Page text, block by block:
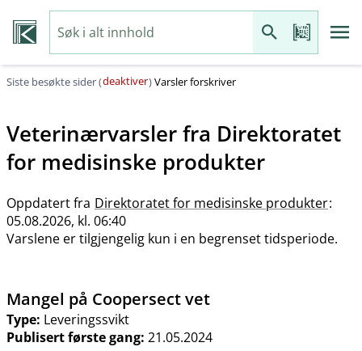
Siste besøkte sider (deaktiver)Varsler forskriver
Veterinærvarsler fra Direktoratet
for medisinske produkter
Oppdatert fra Direktoratet for medisinske produkter:
05.08.2026, kl. 06:40
Varslene er tilgjengelig kun i en begrenset tidsperiode.
Mangel på Coopersect vet
Type: Leveringssvikt
Publisert første gang: 21.05.2024